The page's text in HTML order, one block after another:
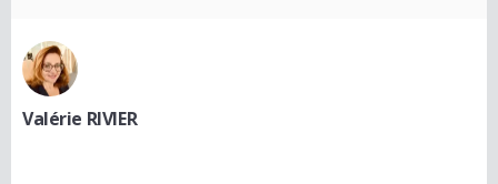
Valérie RIVIER